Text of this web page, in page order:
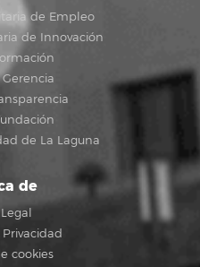
de Empleo
de Innovación
de La Laguna
de
cookies